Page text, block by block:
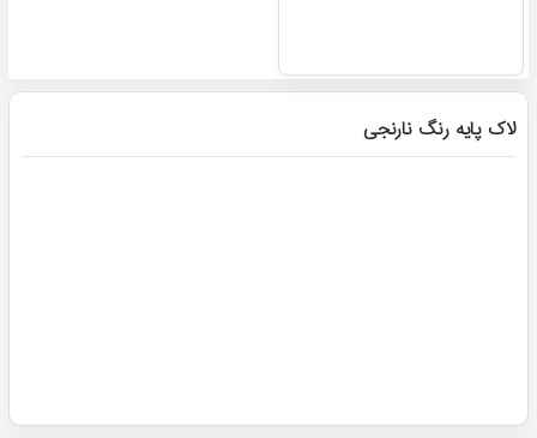
لاک پایه رنگ نارنجی